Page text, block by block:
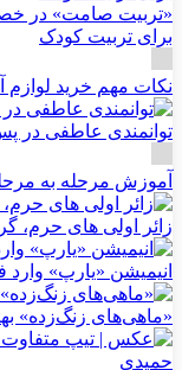
برای تربیت کودک
نکات مهم خرید لوازم
توانمندی عاطفی در
آموزش مرحله به
زائر اولی های حرم،
انیمیشن «یارپ» وارد
«ماهی‌های زنگ‌زده»